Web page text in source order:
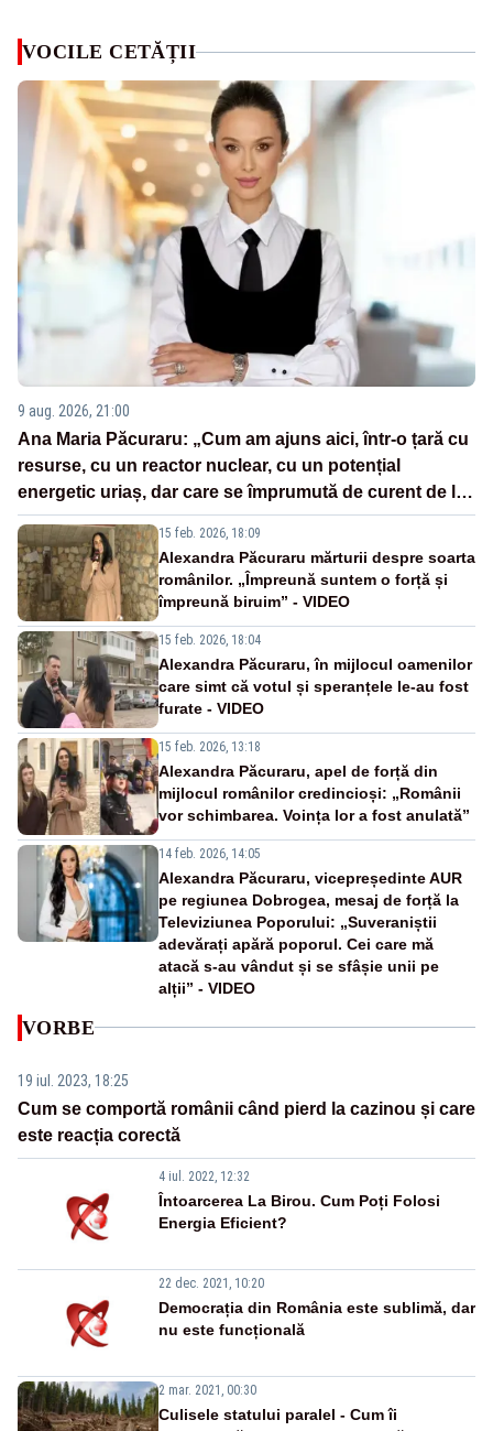
VOCILE CETĂȚII
9 aug. 2026, 21:00
Ana Maria Păcuraru: „Cum am ajuns aici, într-o țară cu
resurse, cu un reactor nuclear, cu un potențial
energetic uriaș, dar care se împrumută de curent de la
vecini?”
15 feb. 2026, 18:09
Alexandra Păcuraru mărturii despre soarta
românilor. „Împreună suntem o forță și
împreună biruim” - VIDEO
15 feb. 2026, 18:04
Alexandra Păcuraru, în mijlocul oamenilor
care simt că votul și speranțele le-au fost
furate - VIDEO
15 feb. 2026, 13:18
Alexandra Păcuraru, apel de forță din
mijlocul românilor credincioși: „Românii
vor schimbarea. Voința lor a fost anulată”
14 feb. 2026, 14:05
Alexandra Păcuraru, vicepreședinte AUR
pe regiunea Dobrogea, mesaj de forță la
Televiziunea Poporului: „Suveraniștii
adevărați apără poporul. Cei care mă
atacă s-au vândut și se sfâșie unii pe
alții” - VIDEO
VORBE
19 iul. 2023, 18:25
Cum se comportă românii când pierd la cazinou și care
este reacția corectă
4 iul. 2022, 12:32
Întoarcerea La Birou. Cum Poți Folosi
Energia Eficient?
22 dec. 2021, 10:20
Democrația din România este sublimă, dar
nu este funcțională
2 mar. 2021, 00:30
Culisele statului paralel - Cum îi